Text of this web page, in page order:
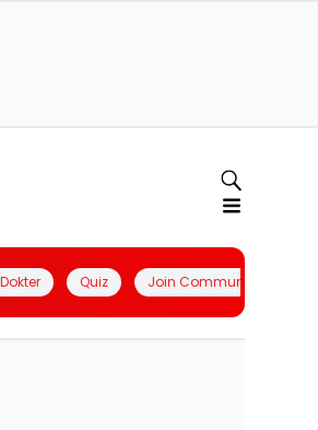
Quiz Join Community